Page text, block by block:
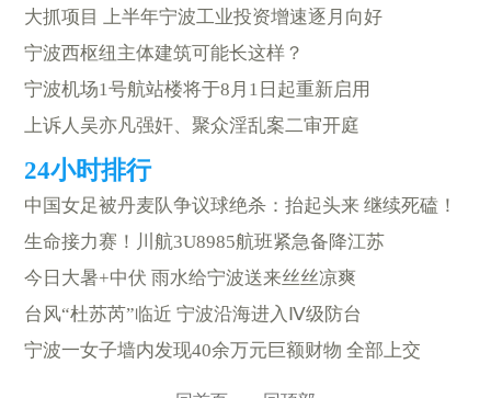
大抓项目 上半年宁波工业投资增速逐月向好
宁波西枢纽主体建筑可能长这样？
宁波机场1号航站楼将于8月1日起重新启用
上诉人吴亦凡强奸、聚众淫乱案二审开庭
中国女足被丹麦队争议球绝杀：抬起头来 继续死磕！
生命接力赛！川航3U8985航班紧急备降江苏
今日大暑+中伏 雨水给宁波送来丝丝凉爽
台风“杜苏芮”临近 宁波沿海进入Ⅳ级防台
宁波一女子墙内发现40余万元巨额财物 全部上交